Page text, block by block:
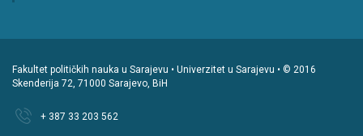
Fakultet političkih nauka u Sarajevu • Univerzitet u Sarajevu • © 2016
Skenderija 72, 71000 Sarajevo, BiH
+ 387 33 203 562